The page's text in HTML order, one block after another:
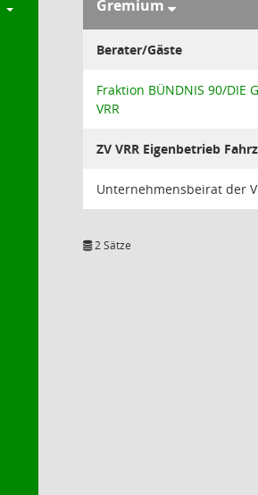
Gremium
Berater/Gäste
Fraktion BÜNDNIS 90/DIE
VRR
ZV VRR Eigenbetrieb
Unternehmensbeirat der
2 Sätze